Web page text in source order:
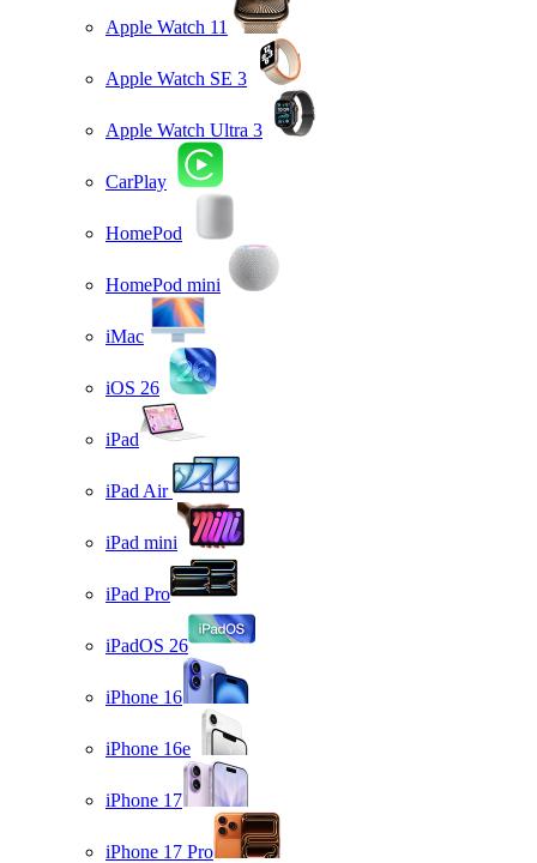
Apple Watch 11
Apple Watch SE 3
Apple Watch Ultra 3
CarPlay
HomePod
HomePod mini
iMac
iOS 26
iPad
iPad Air
iPad mini
iPad Pro
iPadOS 26
iPhone 16
iPhone 16e
iPhone 17
iPhone 17 Pro